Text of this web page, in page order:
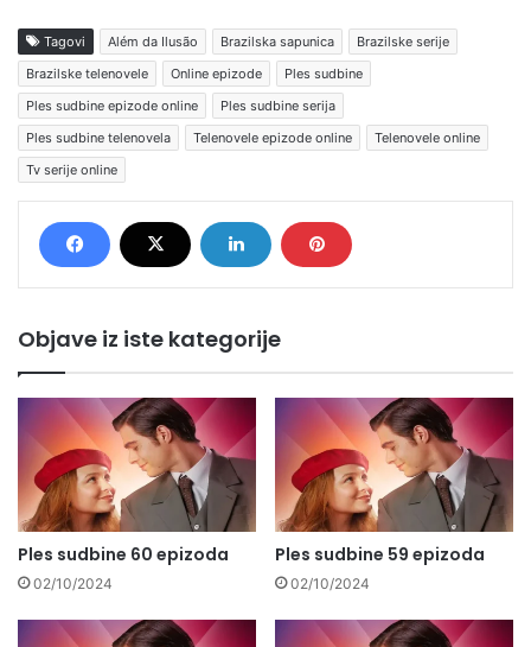
Tagovi Além da Ilusão Brazilska sapunica
Brazilske serije
Brazilske telenovele
Online epizode
Ples sudbine
Ples sudbine epizode online
Ples sudbine serija
Ples sudbine telenovela
Telenovele epizode online
Telenovele online
Tv serije online
Objave iz iste kategorije
Ples sudbine 60 epizoda
02/10/2024
Ples sudbine 59 epizoda
02/10/2024